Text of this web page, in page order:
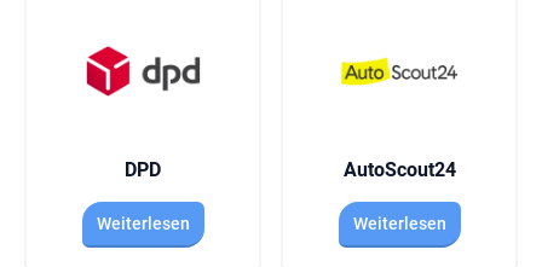
DPD
Weiterlesen
AutoScout24
Weiterlesen